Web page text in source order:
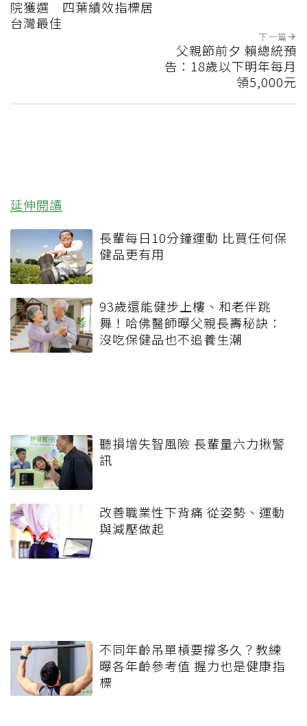
院獲選 四葉績效指標居
台灣最佳
下一篇
父親節前夕 賴總統預
告：18歲以下明年每月
領5,000元
延伸閱讀
長輩每日10分鐘運動 比買任何保
健品更有用
93歲還能健步上樓、和老伴跳
舞！哈佛醫師曝父親長壽秘訣：
沒吃保健品也不追養生潮
聽損增失智風險 長輩量六力揪警
訊
改善職業性下背痛 從姿勢、運動
與減壓做起
不同年齡吊單槓要撐多久？教練
曝各年齡參考值 握力也是健康指
標